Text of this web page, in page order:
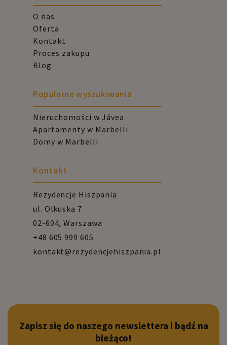
O nas
Oferta
Kontakt
Proces zakupu
Blog
Popularne wyszukiwania
Nieruchomości w Jávea
Apartamenty w Marbelli
Domy w Marbelli
Kontakt
Rezydencje Hiszpania
ul. Olkuska 7
02-604, Warszawa
+48 605 999 605
kontakt@rezydencjehiszpania.pl
Zapisz się do naszego newslettera i bądź na
bieżąco!